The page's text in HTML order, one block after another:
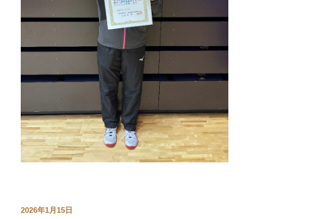
投
2026年1月15日